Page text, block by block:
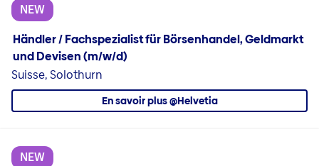
NEW
Händler / Fachspezialist für Börsenhandel, Geldmarkt
und Devisen (m/w/d)
Suisse, Solothurn
En savoir plus @Helvetia
NEW